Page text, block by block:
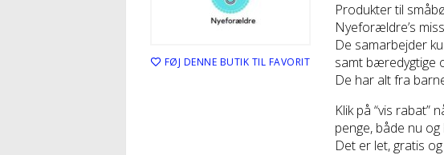
FØJ DENNE BUTIK TIL FAVORIT
Produkter til
Nyeforældre’s
De samarbejder
samt bæredygtige
De har alt fra
Klik på “vis
penge, både nu
Det er let, gratis